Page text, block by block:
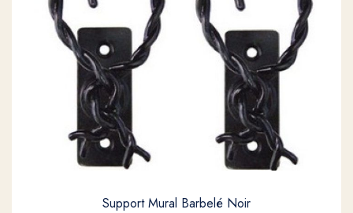
Support Mural Barbelé Noir